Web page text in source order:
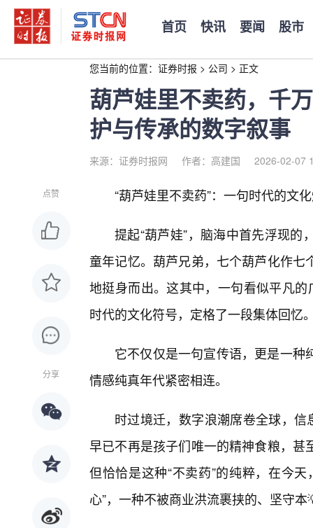
首页 快讯 要闻 股市
您当前的位置： 证券时报 > 公司 > 正文
葫芦娃里不卖药，千
护与传承的数字叙事
来源：证券时报网 作者：高建国 2026-02-07
点赞
分享
“葫芦娃里不卖药”：一句时代的文
提起“葫芦娃”，脑海中首先浮现
童年记忆。葫芦兄弟，七个葫芦化作
地挺身而出。这其中，一句看似平凡
时代的文化符号，定格了一段集体回忆
它不仅仅是一句宣传语，更是一
情感纯真年代紧密相连。
时过境迁，数字浪潮席卷全球，信
早已不再是孩子们唯一的精神食粮，
但恰恰是这种“不卖药”的纯粹，在今
心”，一种不被商业洪流裹挟的、坚守